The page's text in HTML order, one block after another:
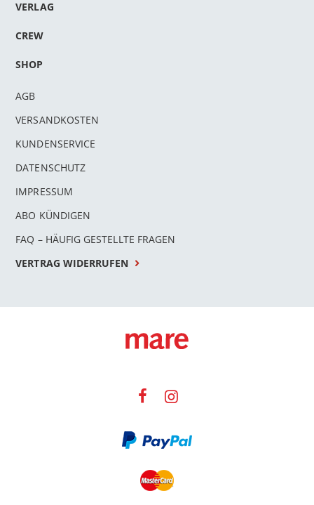
VERLAG
CREW
SHOP
AGB
VERSANDKOSTEN
KUNDENSERVICE
DATENSCHUTZ
IMPRESSUM
ABO KÜNDIGEN
FAQ – HÄUFIG GESTELLTE FRAGEN
VERTRAG WIDERRUFEN